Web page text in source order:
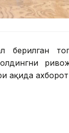
берилган
ҳақида